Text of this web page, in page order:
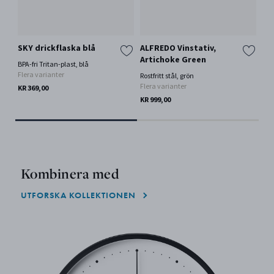
SKY drickflaska blå
BPA-fri Tritan-plast, blå
Flera varianter
KR 369,00
ALFREDO Vinstativ,
Artichoke Green
Rostfritt stål, grön
Flera varianter
KR 999,00
Kombinera med
UTFORSKA KOLLEKTIONEN